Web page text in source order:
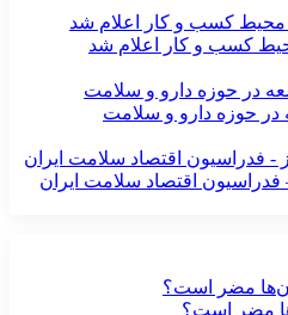
کسب و کار اعلام شد
در حوزه دارو و سلامت
اقتصاد سلامت ایران
مضر است؟